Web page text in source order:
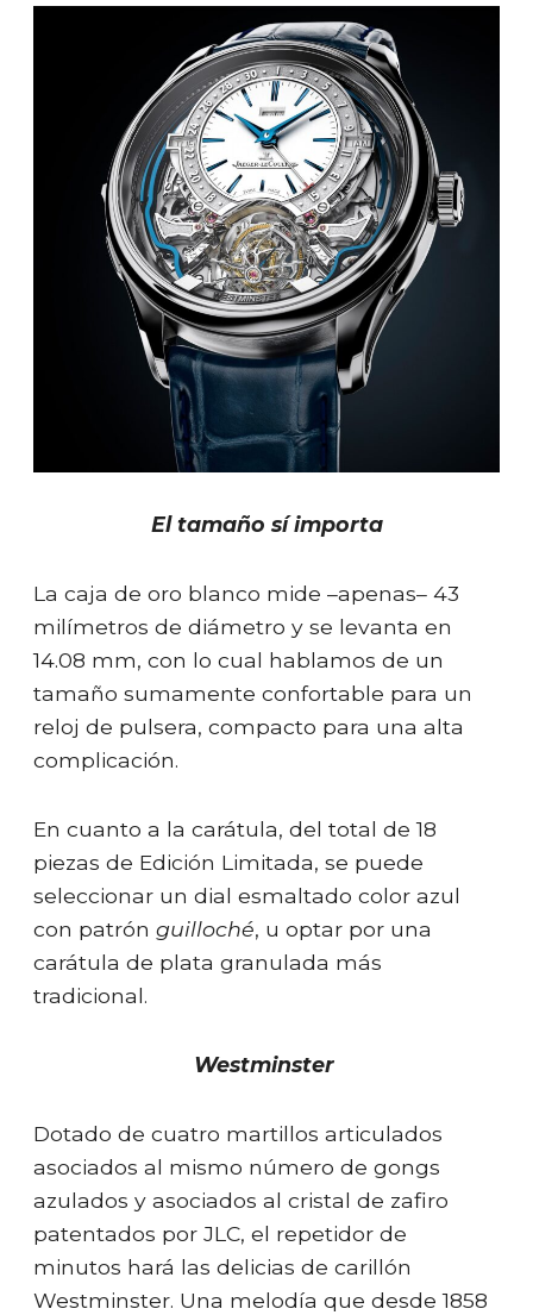
El tamaño sí importa
La caja de oro blanco mide –apenas– 43
milímetros de diámetro y se levanta en
14.08 mm, con lo cual hablamos de un
tamaño sumamente confortable para un
reloj de pulsera, compacto para una alta
complicación.
En cuanto a la carátula, del total de 18
piezas de Edición Limitada, se puede
seleccionar un dial esmaltado color azul
con patrón guilloché, u optar por una
carátula de plata granulada más
tradicional.
Westminster
Dotado de cuatro martillos articulados
asociados al mismo número de gongs
azulados y asociados al cristal de zafiro
patentados por JLC, el repetidor de
minutos hará las delicias de carillón
Westminster. Una melodía que desde 1858